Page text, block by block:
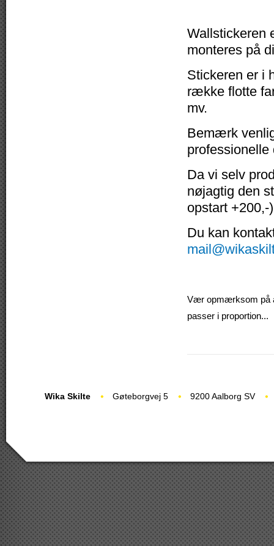
Wallstickeren
monteres på
Stickeren er i
række flotte
mv.
Bemærk
professionelle
Da vi selv
nøjagtig den
opstart +200,-
Du kan
Vær opmærksom på
passer i proportion...
Wika Skilte Gøteborgvej 5 9200 Aalborg SV